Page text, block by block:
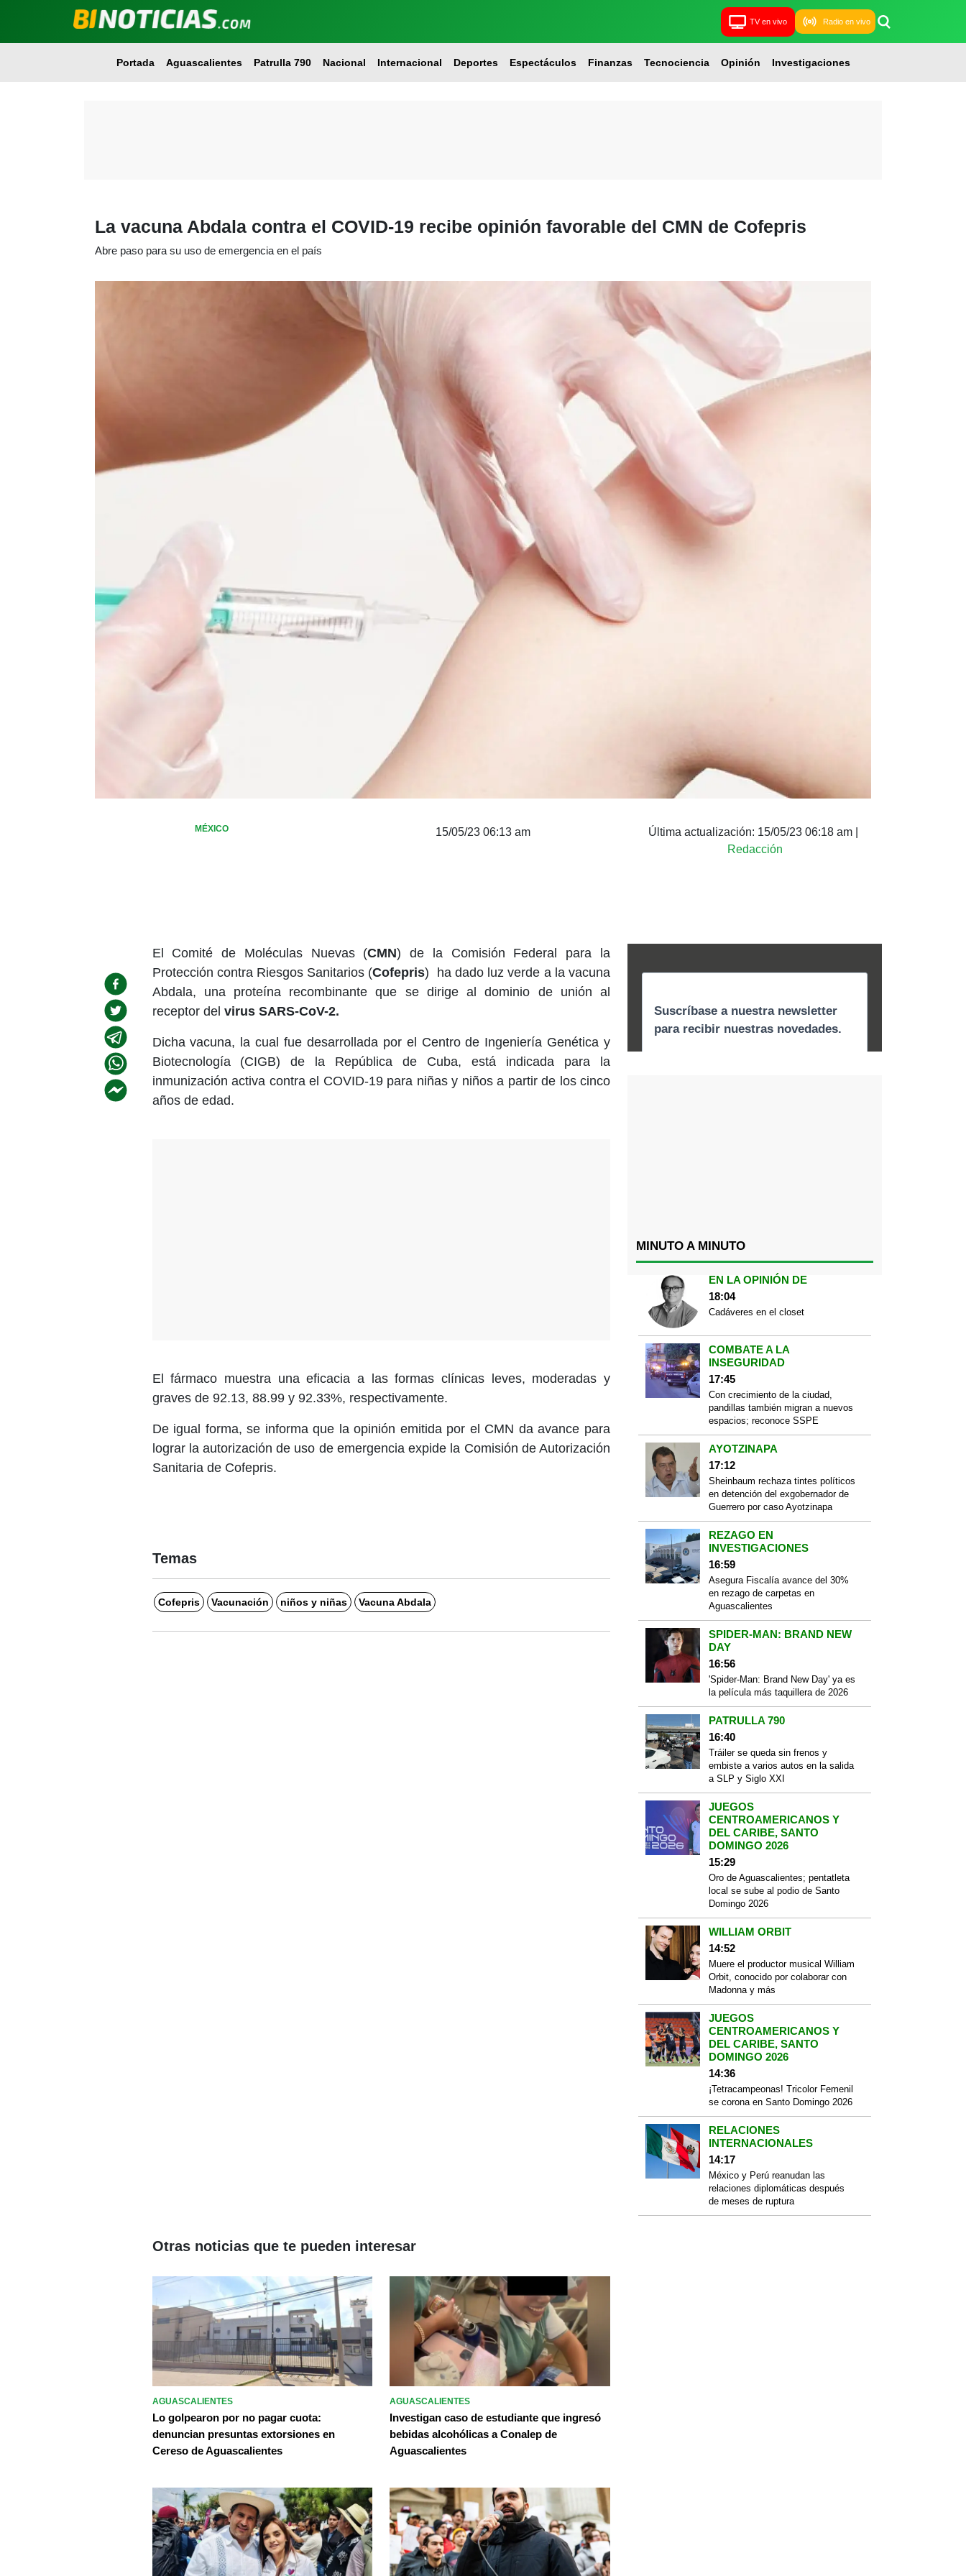
TV en vivo Radio en vivo
Portada Aguascalientes Patrulla 790 Nacional Internacional Deportes Espectáculos Finanzas Tecnociencia Opinión Investigaciones
La vacuna Abdala contra el COVID-19 recibe opinión favorable del CMN de Cofepris
Abre paso para su uso de emergencia en el país
MÉXICO 15/05/23 06:13 am Última actualización: 15/05/23 06:18 am
Redacción
El Comité de Moléculas Nuevas (CMN) de la Comisión Federal para la
Protección contra Riesgos Sanitarios (Cofepris) ha dado luz verde a la vacuna
Abdala, una proteína recombinante que se dirige al dominio de unión al
receptor del virus SARS-CoV-2.
Dicha vacuna, la cual fue desarrollada por el Centro de Ingeniería Genética y
Biotecnología (CIGB) de la República de Cuba, está indicada para la
inmunización activa contra el COVID-19 para niñas y niños a partir de los cinco
años de edad.
El fármaco muestra una eficacia a las formas clínicas leves, moderadas y
graves de 92.13, 88.99 y 92.33%, respectivamente.
De igual forma, se informa que la opinión emitida por el CMN da avance para
lograr la autorización de uso de emergencia expide la Comisión de Autorización
Sanitaria de Cofepris.
Temas
Cofepris Vacunación niños y niñas Vacuna Abdala
MINUTO A MINUTO
EN LA OPINIÓN DE
18:04
Cadáveres en el closet
COMBATE A LA
INSEGURIDAD
17:45
Con crecimiento de la ciudad,
pandillas también migran a nuevos
espacios; reconoce SSPE
AYOTZINAPA
17:12
Sheinbaum rechaza tintes políticos
en detención del exgobernador de
Guerrero por caso Ayotzinapa
REZAGO EN
INVESTIGACIONES
16:59
Asegura Fiscalía avance del 30%
en rezago de carpetas en
Aguascalientes
SPIDER-MAN: BRAND NEW
DAY
16:56
'Spider-Man: Brand New Day' ya es
la película más taquillera de 2026
PATRULLA 790
16:40
Tráiler se queda sin frenos y
embiste a varios autos en la salida
a SLP y Siglo XXI
JUEGOS
CENTROAMERICANOS Y
DEL CARIBE, SANTO
DOMINGO 2026
15:29
Oro de Aguascalientes; pentatleta
local se sube al podio de Santo
Domingo 2026
WILLIAM ORBIT
14:52
Muere el productor musical William
Orbit, conocido por colaborar con
Madonna y más
JUEGOS
CENTROAMERICANOS Y
DEL CARIBE, SANTO
DOMINGO 2026
14:36
¡Tetracampeonas! Tricolor Femenil
se corona en Santo Domingo 2026
RELACIONES
INTERNACIONALES
14:17
México y Perú reanudan las
relaciones diplomáticas después
de meses de ruptura
Otras noticias que te pueden interesar
AGUASCALIENTES
Lo golpearon por no pagar cuota:
denuncian presuntas extorsiones en
Cereso de Aguascalientes
AGUASCALIENTES
Investigan caso de estudiante que ingresó
bebidas alcohólicas a Conalep de
Aguascalientes